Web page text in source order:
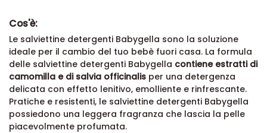
Cos'è:
Le salviettine detergenti Babygella sono la soluzione
ideale per il cambio del tuo bebè fuori casa. La formula
delle salviettine detergenti Babygella contiene estratti di
camomilla e di salvia officinalis per una detergenza
delicata con effetto lenitivo, emolliente e rinfrescante.
Pratiche e resistenti, le salviettine detergenti Babygella
possiedono una leggera fragranza che lascia la pelle
piacevolmente profumata.